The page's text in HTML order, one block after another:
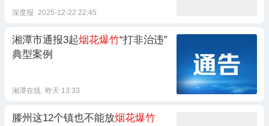
深度报 2025-12-22 22:45
湘潭市通报3起烟花爆竹“打非治违”
典型案例
湘潭在线 昨天 13:33
滕州这12个镇也不能放烟花爆竹